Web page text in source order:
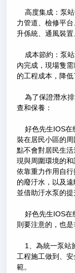
高度集成：泵站
力管道、檢修平
升係統、通風裝置
成本節約：泵站
內完成，現場隻
的工程成本，降低
為了保證潛水排
查和保養：
好色先生IOS在
裝在居民小區的
點不會對居民生
現與周圍環境的
依靠重力作用自
的廢汙水，以及
並借助汙水泵的提
好色先生IOS在
則要注意的，也是
1、為統一泵站
工程施工做到、
範。